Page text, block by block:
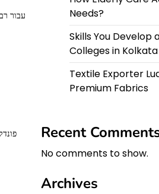
עבור
Needs?
Skills You
Colleges in Kolkata
Textile Exporter
Premium Fabrics
Recent
No comments to show.
Archives